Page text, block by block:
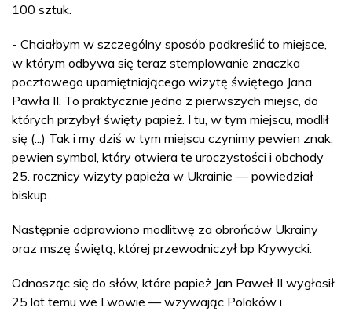
100 sztuk.
- Chciałbym w szczególny sposób podkreślić to miejsce,
w którym odbywa się teraz stemplowanie znaczka
pocztowego upamiętniającego wizytę świętego Jana
Pawła II. To praktycznie jedno z pierwszych miejsc, do
których przybył święty papież. I tu, w tym miejscu, modlił
się (...) Tak i my dziś w tym miejscu czynimy pewien znak,
pewien symbol, który otwiera te uroczystości i obchody
25. rocznicy wizyty papieża w Ukrainie — powiedział
biskup.
Następnie odprawiono modlitwę za obrońców Ukrainy
oraz mszę świętą, której przewodniczył bp Krywycki.
Odnosząc się do słów, które papież Jan Paweł II wygłosił
25 lat temu we Lwowie — wzywając Polaków i